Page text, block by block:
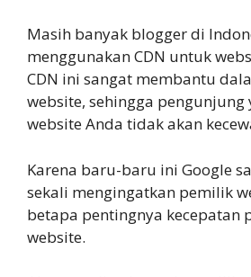
Masih banyak blogger di
menggunakan CDN untuk
CDN ini sangat membantu
website, sehingga pengunjung
website Anda tidak akan
Karena baru-baru ini Google
sekali mengingatkan pemilik
betapa pentingnya kecepatan
website.